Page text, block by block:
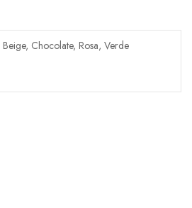
Chocolate, Rosa, Verde